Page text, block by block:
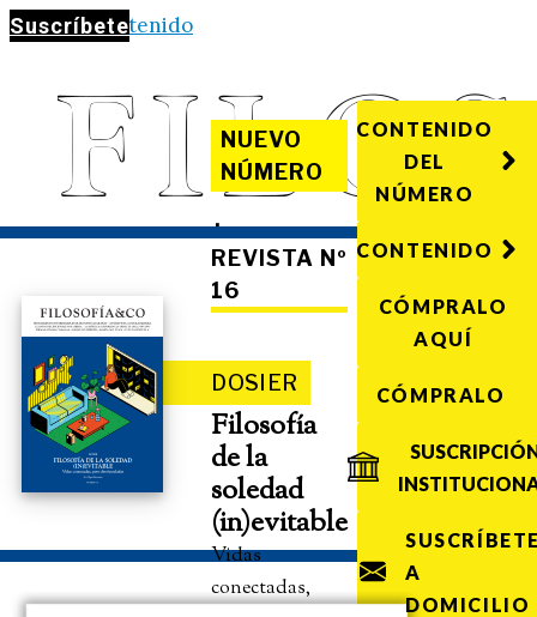
Suscríbete
Saltar al contenido
NUEVO
NÚMERO
·
REVISTA Nº
16
DOSIER
Filosofía
de la
soledad
(in)evitable
Vidas
conectadas,
CONTENIDO
DEL
NÚMERO
CONTENIDO
CÓMPRALO
AQUÍ
CÓMPRALO
A
DOMICILIO